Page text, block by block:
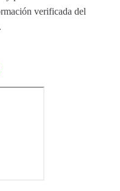
verificada del